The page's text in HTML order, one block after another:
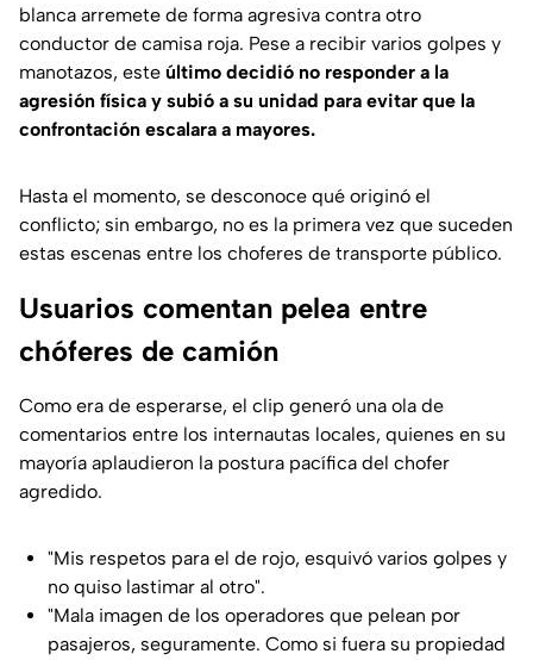
blanca arremete de forma agresiva contra otro
conductor de camisa roja. Pese a recibir varios golpes y
manotazos, este último decidió no responder a la
agresión física y subió a su unidad para evitar que la
confrontación escalara a mayores.
Hasta el momento, se desconoce qué originó el
conflicto; sin embargo, no es la primera vez que suceden
estas escenas entre los choferes de transporte público.
Usuarios comentan pelea entre
chóferes de camión
Como era de esperarse, el clip generó una ola de
comentarios entre los internautas locales, quienes en su
mayoría aplaudieron la postura pacífica del chofer
agredido.
"Mis respetos para el de rojo, esquivó varios golpes y
no quiso lastimar al otro".
"Mala imagen de los operadores que pelean por
pasajeros, seguramente. Como si fuera su propiedad